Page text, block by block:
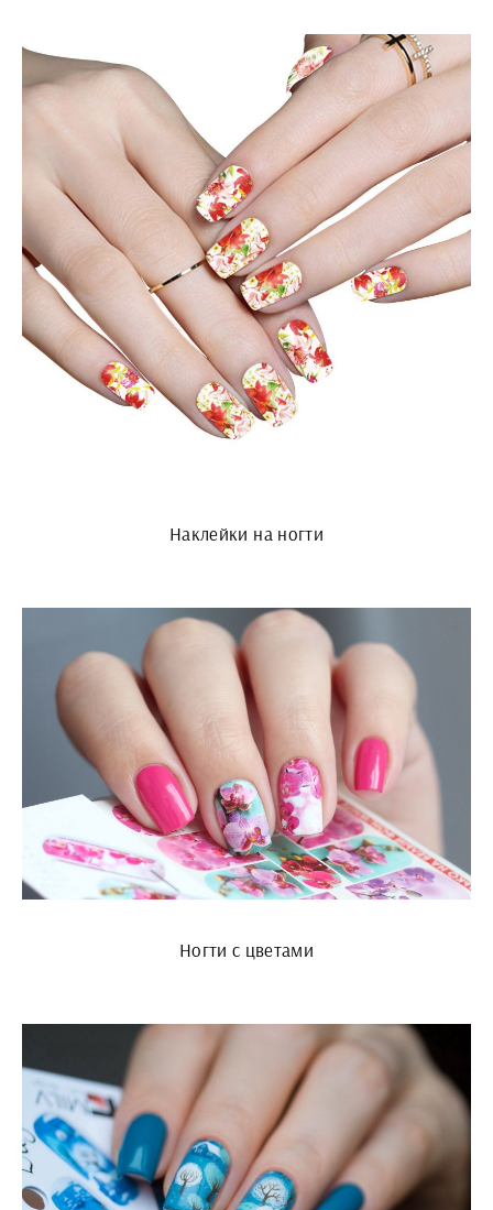
Наклейки на ногти
Ногти с цветами